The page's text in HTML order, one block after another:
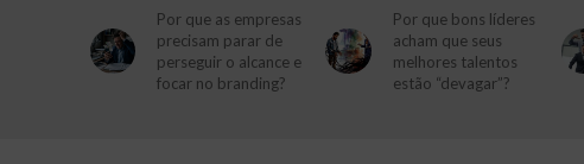
Por que as empresas
precisam parar de
perseguir o alcance e
focar no branding?
Por que bons líderes
acham que seus
melhores talentos
estão “devagar”?